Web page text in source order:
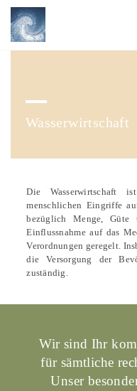
Wasserwirtschaft
Die Wasserwirtschaft
menschlichen Eingriffe
bezüglich Menge, Güte
Einflussnahme auf das
Verordnungen geregelt.
die Versorgung der
zuständig.
Wir sind Ihr
für sämtliche
Unser